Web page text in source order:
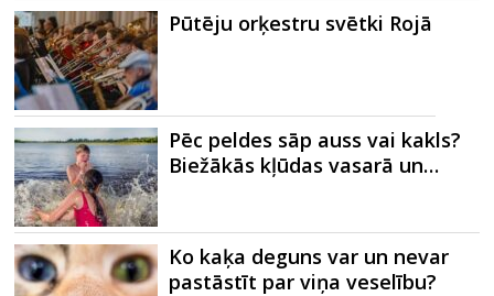
Pūtēju orķestru svētki Rojā
Pēc peldes sāp auss vai kakls?
Biežākās kļūdas vasarā un…
Ko kaķa deguns var un nevar
pastāstīt par viņa veselību?